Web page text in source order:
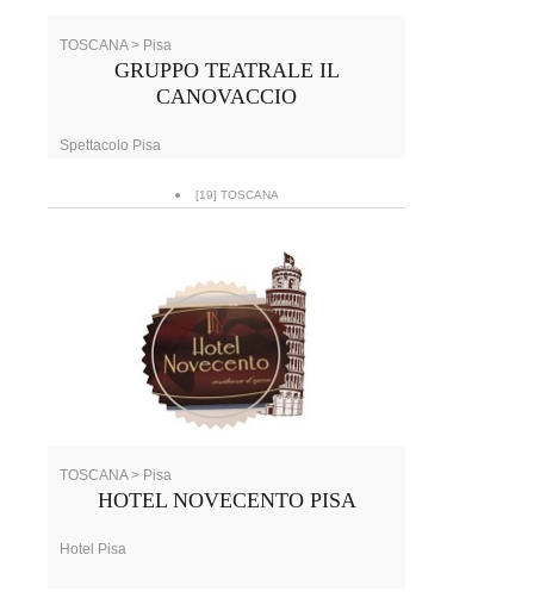
TOSCANA > Pisa
GRUPPO TEATRALE IL
CANOVACCIO
Spettacolo Pisa
[19] TOSCANA
TOSCANA > Pisa
HOTEL NOVECENTO PISA
Hotel Pisa